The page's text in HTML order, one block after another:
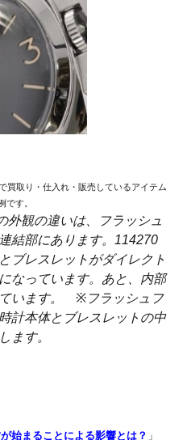
買取り・仕入れ・販売しているアイテム
です。
観の違いは、フラッシュ
結部にあります。114270
ブレスレットがダイレクト
なっています。あと、内部
います。 ※ フラッシュフ
計本体とブレスレットの中
ます。
始まることによる影響とは？ 」